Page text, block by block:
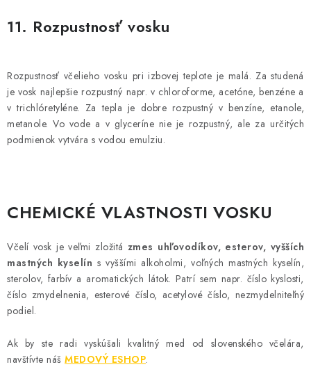
11. Rozpustnosť vosku
Rozpustnosť včelieho vosku pri izbovej teplote je malá. Za studená
je vosk najlepšie rozpustný napr. v chloroforme, acetóne, benzéne a
v trichlóretyléne. Za tepla je dobre rozpustný v benzíne, etanole,
metanole. Vo vode a v glyceríne nie je rozpustný, ale za určitých
podmienok vytvára s vodou emulziu.
CHEMICKÉ VLASTNOSTI VOSKU
Včelí vosk je veľmi zložitá zmes uhľovodíkov, esterov, vyšších
mastných kyselín s vyššími alkoholmi, voľných mastných kyselín,
sterolov, farbív a aromatických látok. Patrí sem napr. číslo kyslosti,
číslo zmydelnenia, esterové číslo, acetylové číslo, nezmydelniteľný
podiel.
Ak by ste radi vyskúšali kvalitný med od slovenského včelára,
navštívte náš MEDOVÝ ESHOP.